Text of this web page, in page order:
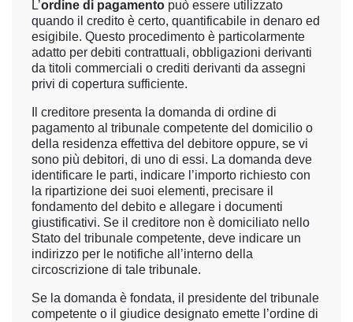
L’ordine di pagamento può essere utilizzato
quando il credito è certo, quantificabile in denaro ed
esigibile. Questo procedimento è particolarmente
adatto per debiti contrattuali, obbligazioni derivanti
da titoli commerciali o crediti derivanti da assegni
privi di copertura sufficiente.
Il creditore presenta la domanda di ordine di
pagamento al tribunale competente del domicilio o
della residenza effettiva del debitore oppure, se vi
sono più debitori, di uno di essi. La domanda deve
identificare le parti, indicare l’importo richiesto con
la ripartizione dei suoi elementi, precisare il
fondamento del debito e allegare i documenti
giustificativi. Se il creditore non è domiciliato nello
Stato del tribunale competente, deve indicare un
indirizzo per le notifiche all’interno della
circoscrizione di tale tribunale.
Se la domanda è fondata, il presidente del tribunale
competente o il giudice designato emette l’ordine di